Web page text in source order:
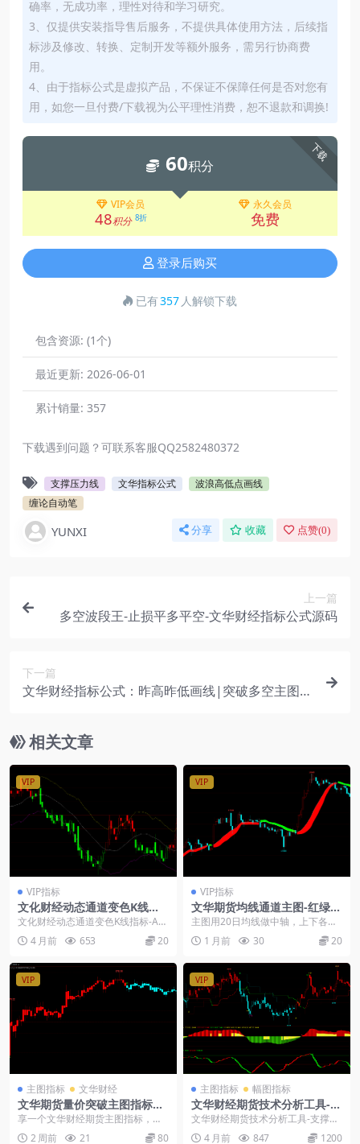
确率，无成功率，理性对待和学习研究。
3、仅提供安装指导售后服务，不提供具体使用方法，后续指
标涉及修改、转换、定制开发等额外服务，需另行协商费
用。
4、由于指标公式是虚拟产品，不保证不保障任何是否对您有
用，如您一旦付费/下载视为公平理性消费，恕不退款和调换!
下载
60积分
VIP会员
48积分 8折
永久会员
免费
登录后购买
已有357 人解锁下载
包含资源: (1个)
最近更新: 2026-06-01
累计销量: 357
下载遇到问题？可联系客服QQ2582480372
支撑压力线 文华指标公式
波浪高低点画线
缠论自动笔
YUNXI 分享 收藏 点赞(0)
上一篇
多空波段王-止损平多平空-文华财经指标公式源码
下一篇
文华财经指标公式：昨高昨低画线|突破多空主图指
相关文章
VIP
VIP指标
文化财经动态通道变色K线指
标-ATR自适应布林带
文化财经动态通道变色K线指标-ATR
自适应布林带: 普通的K线只看涨
跌，这个指标...
4 月前 653 20
VIP
VIP指标
文华期货均线通道主图-红绿填
充多空强弱-K线变色公式
主图用20日均线做中轴，上下各画
0.5倍标准差通道，价格在通道内运
行一目了然。红...
1 月前 30 20
VIP
主图指标 文华财经
文华期货量价突破主图指标源
码买卖点信号公式
享一个文华财经期货主图指标，基
于量价突破逻辑判断多空方向，含
2 周前 21 80
VIP
主图指标 幅图指标
文华财经期货技术分析工具-支
撑压力线-波段多空反转信号
文华财经期货技术分析工具-支撑压
力线-波段多空反转信号： 1、指标
4 月前 847 1200